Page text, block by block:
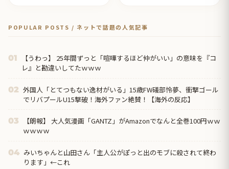
POPULAR POSTS / ネットで話題の人気記事
01
【うわっ】 25年間ずっと「喧嘩するほど仲がいい」の意味を『コ
レ』と勘違いしてたｗｗｗ
02 外国人「とてつもない逸材がいる」15歳FW礒部怜夢、衝撃ゴール
でリバプールU15撃破！海外ファン絶賛！【海外の反応】
03
【朗報】 大人気漫画「GANTZ」がAmazonでなんと全巻100円ｗｗ
ｗｗｗｗ
04 みいちゃんと山田さん「主人公がぽっと出のモブに殺されて終わ
ります」←これ